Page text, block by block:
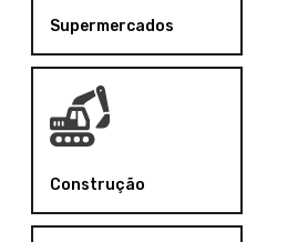
Supermercados
Construção